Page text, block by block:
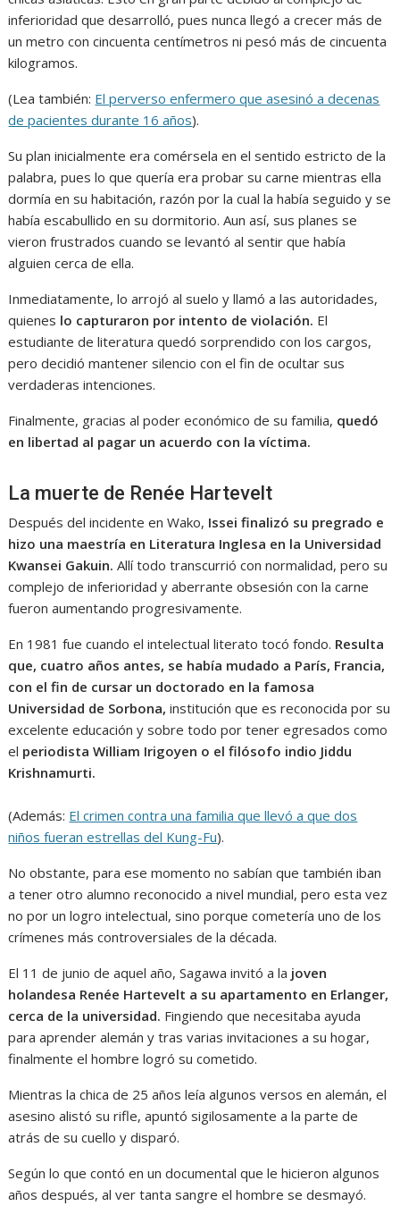
inferioridad que desarrolló, pues nunca llegó a crecer más de
un metro con cincuenta centímetros ni pesó más de cincuenta
kilogramos.
(Lea también: El perverso enfermero que asesinó a decenas
de pacientes durante 16 años).
Su plan inicialmente era comérsela en el sentido estricto de la
palabra, pues lo que quería era probar su carne mientras ella
dormía en su habitación, razón por la cual la había seguido y se
había escabullido en su dormitorio. Aun así, sus planes se
vieron frustrados cuando se levantó al sentir que había
alguien cerca de ella.
Inmediatamente, lo arrojó al suelo y llamó a las autoridades,
quienes lo capturaron por intento de violación. El
estudiante de literatura quedó sorprendido con los cargos,
pero decidió mantener silencio con el fin de ocultar sus
verdaderas intenciones.
Finalmente, gracias al poder económico de su familia, quedó
en libertad al pagar un acuerdo con la víctima.
La muerte de Renée Hartevelt
Después del incidente en Wako, Issei finalizó su pregrado e
hizo una maestría en Literatura Inglesa en la Universidad
Kwansei Gakuin. Allí todo transcurrió con normalidad, pero su
complejo de inferioridad y aberrante obsesión con la carne
fueron aumentando progresivamente.
En 1981 fue cuando el intelectual literato tocó fondo. Resulta
que, cuatro años antes, se había mudado a París, Francia,
con el fin de cursar un doctorado en la famosa
Universidad de Sorbona, institución que es reconocida por su
excelente educación y sobre todo por tener egresados como
el periodista William Irigoyen o el filósofo indio Jiddu
Krishnamurti.
(Además: El crimen contra una familia que llevó a que dos
niños fueran estrellas del Kung-Fu).
No obstante, para ese momento no sabían que también iban
a tener otro alumno reconocido a nivel mundial, pero esta vez
no por un logro intelectual, sino porque cometería uno de los
crímenes más controversiales de la década.
El 11 de junio de aquel año, Sagawa invitó a la joven
holandesa Renée Hartevelt a su apartamento en Erlanger,
cerca de la universidad. Fingiendo que necesitaba ayuda
para aprender alemán y tras varias invitaciones a su hogar,
finalmente el hombre logró su cometido.
Mientras la chica de 25 años leía algunos versos en alemán, el
asesino alistó su rifle, apuntó sigilosamente a la parte de
atrás de su cuello y disparó.
Según lo que contó en un documental que le hicieron algunos
años después, al ver tanta sangre el hombre se desmayó.